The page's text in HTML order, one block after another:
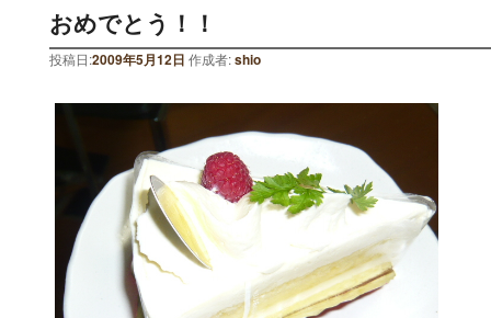
おめでとう！！
投稿日:2009年5月12日 作成者:shio